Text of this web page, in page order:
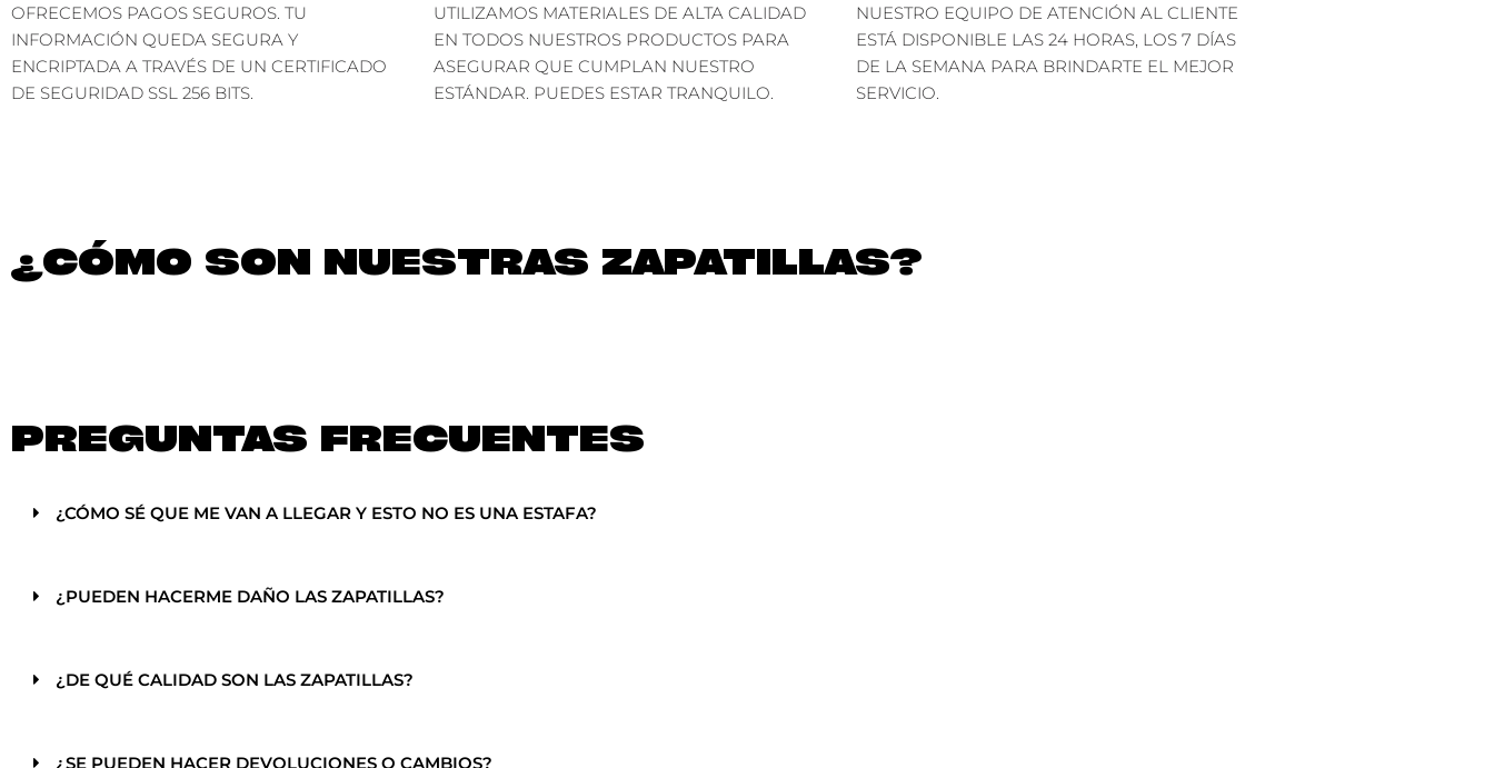
OFRECEMOS PAGOS SEGUROS. TU
INFORMACIÓN QUEDA SEGURA Y
ENCRIPTADA A TRAVÉS DE UN CERTIFICADO
DE SEGURIDAD SSL 256 BITS.
UTILIZAMOS MATERIALES DE ALTA CALIDAD
EN TODOS NUESTROS PRODUCTOS PARA
ASEGURAR QUE CUMPLAN NUESTRO
ESTÁNDAR. PUEDES ESTAR TRANQUILO.
NUESTRO EQUIPO DE ATENCIÓN AL CLIENTE
ESTÁ DISPONIBLE LAS 24 HORAS, LOS 7 DÍAS
DE LA SEMANA PARA BRINDARTE EL MEJOR
SERVICIO.
¿CÓMO SON NUESTRAS ZAPATILLAS?
PREGUNTAS FRECUENTES
¿CÓMO SÉ QUE ME VAN A LLEGAR Y ESTO NO ES UNA ESTAFA?
¿PUEDEN HACERME DAÑO LAS ZAPATILLAS?
¿DE QUÉ CALIDAD SON LAS ZAPATILLAS?
¿SE PUEDEN HACER DEVOLUCIONES O CAMBIOS?